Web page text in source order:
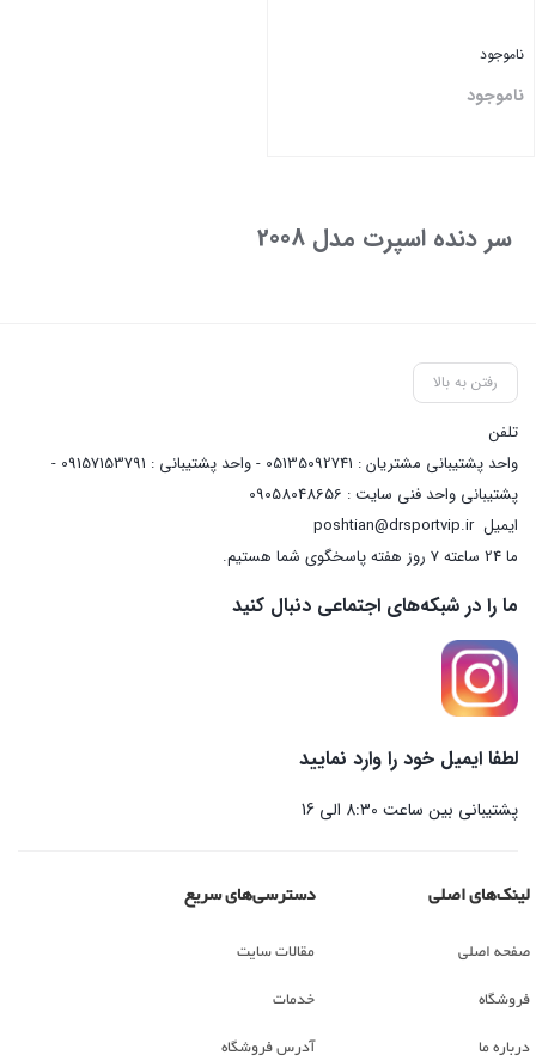
ناموجود
ناموجود
سر دنده اسپرت مدل 2008
رفتن به بالا
تلفن
واحد پشتیبانی مشتریان : 05135092741 - واحد پشتیبانی : 09157153791 -
پشتیبانی واحد فنی سایت : 09058048656
ایمیلposhtian@drsportvip.ir
ما 24 ساعته 7 روز هفته پاسخگوی شما هستیم.
ما را در شبکه‌های اجتماعی دنبال کنید
لطفا ایمیل خود را وارد نمایید
پشتیبانی بین ساعت 8:30 الی 16
لینک‌های اصلی
صفحه اصلی
فروشگاه
درباره ما
دسترسی‌های سریع
مقالات سایت
خدمات
آدرس فروشگاه